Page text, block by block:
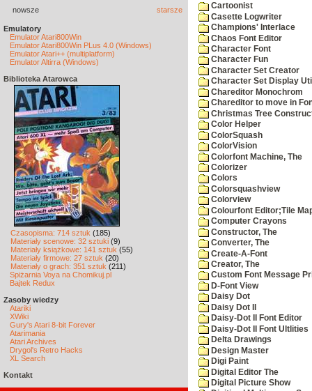
nowsze starsze
Emulatory
Emulator Atari800Win
Emulator Atari800Win PLus 4.0 (Windows)
Emulator Atari++ (multiplatform)
Emulator Altirra (Windows)
Biblioteka Atarowca
Czasopisma: 714 sztuk (185)
Materiały scenowe: 32 sztuki (9)
Materiały książkowe: 141 sztuk (55)
Materiały firmowe: 27 sztuk (20)
Materiały o grach: 351 sztuk (211)
Spiżarnia Voya na Chomikuj.pl
Bajtek Redux
Zasoby wiedzy
Atariki
XWiki
Gury's Atari 8-bit Forever
Atarimania
Atari Archives
Drygol's Retro Hacks
XL Search
Kontakt
Cartoonist
Casette Logwriter
Champions' Interlace
Chaos Font Editor
Character Font
Character Fun
Character Set Creator
Character Set Display
Chareditor Monochrom
Chareditor to move in
Christmas Tree
Color Helper
ColorSquash
ColorVision
Colorfont Machine, The
Colorizer
Colors
Colorsquashview
Colorview
Colourfont Editor;Tile
Computer Crayons
Constructor, The
Converter, The
Create-A-Font
Creator, The
Custom Font Message
D-Font View
Daisy Dot
Daisy Dot II
Daisy-Dot II Font Editor
Daisy-Dot II Font Ultlities
Delta Drawings
Design Master
Digi Paint
Digital Editor The
Digital Picture Show